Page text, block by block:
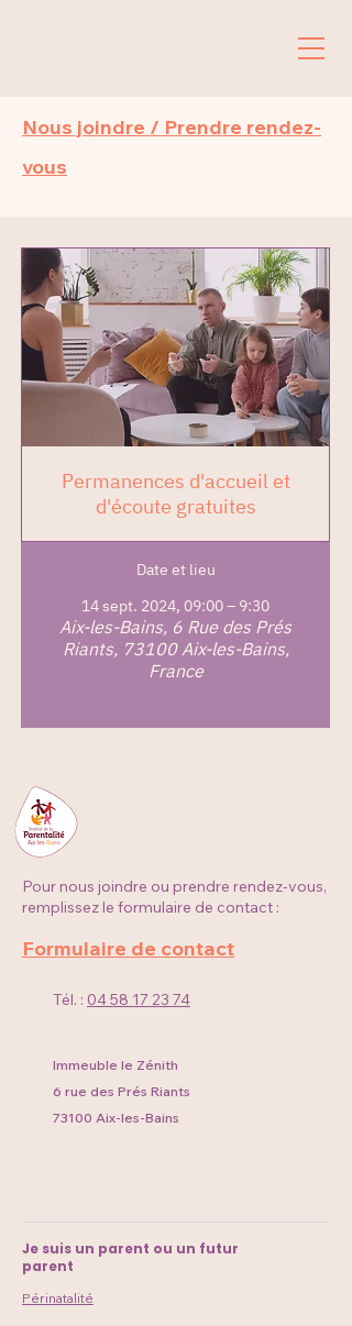
Nous joindre / Prendre rendez-
vous
Permanences d'accueil et
d'écoute gratuites
Date et lieu
14 sept. 2024, 09:00 – 9:30
Aix-les-Bains, 6 Rue des Prés
Riants, 73100 Aix-les-Bains,
France
Pour nous joindre ou prendre rendez-vous,
remplissez le formulaire de contact :
Formulaire de contact
Tél. : 04 58 17 23 74
Immeuble le Zénith
6 rue des Prés Riants
73100 Aix-les-Bains
Je suis un parent ou un futur
parent
Périnatalité